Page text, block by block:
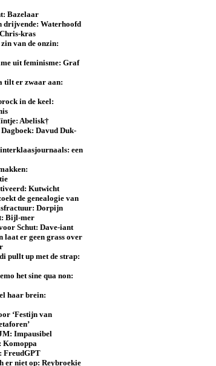
Bazelaar
drijvende: Waterhoofd
kras
van de onzin:
uit feminisme: Graf
tilt er zwaar aan:
in de keel:
Abelisk†
Davud Duk-
een
Kutwicht
de genealogie van
Dorpijn
Bijl-mer
Schut: Dave-iant
laat er geen grass over
pullt up met de strap:
het sine qua non:
haar brein:
‘Festijn van
Impausibel
Komoppa
FreudGPT
er niet op: Reybroekie